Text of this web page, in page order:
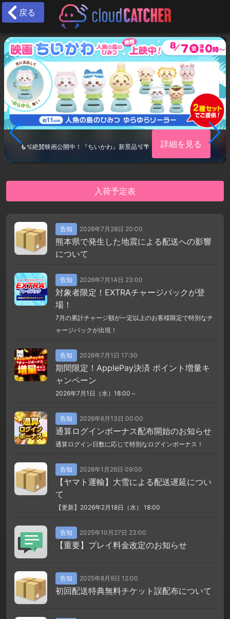
戻る
🧜🫧絶賛映画公開中！『ちいかわ』新景品🫧🌴 詳細を見る
入荷予定表
告知 2026年7月28日 20:00
熊本県で発生した地震による配送への影響
について
告知 2026年7月14日 23:00
対象者限定！EXTRAチャージパックが登
場！
7月の累計チャージ額が一定以上のお客様限定で特別なチ
ャージパックが出現！
告知 2026年7月1日 17:30
期間限定！ApplePay決済 ポイント増量キ
ャンペーン
2026年7月1日（水）18:00～
告知 2026年6月13日 00:00
通算ログインボーナス配布開始のお知らせ
通算ログイン日数に応じて特別なログインボーナス！
告知 2026年1月26日 09:00
【ヤマト運輸】大雪による配送遅延につい
て
【更新】2026年2月18日（水） 18:00
告知 2025年10月27日 23:00
【重要】プレイ料金改定のお知らせ
告知 2025年8月9日 12:00
初回配送特典無料チケット誤配布について